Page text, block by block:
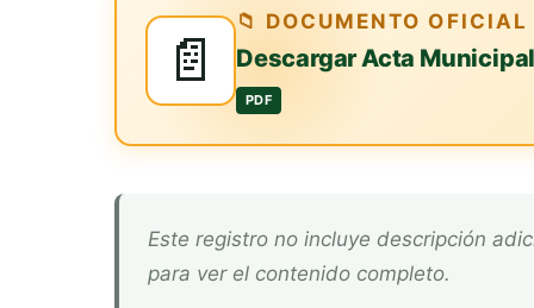
📄
📁 DOCUMENTO OFICIAL
Descargar Acta
PDF
Este registro no incluye descripción adicional. Descarga el documento oficial arriba
para ver el contenido completo.